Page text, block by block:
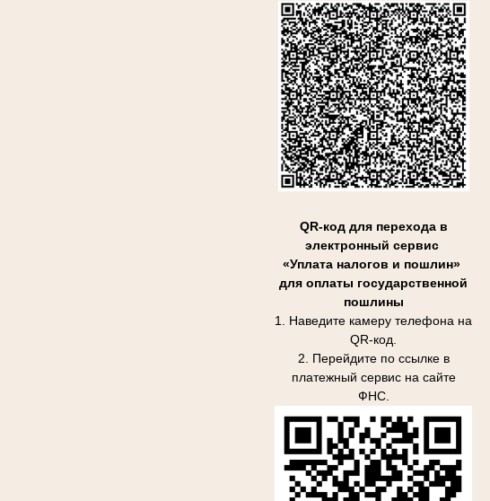
QR-код для перехода в
электронный сервис
«Уплата налогов и пошлин»
для оплаты государственной
пошлины
1. Наведите камеру телефона на
QR-код.
2. Перейдите по ссылке в
платежный сервис на сайте
ФНС.